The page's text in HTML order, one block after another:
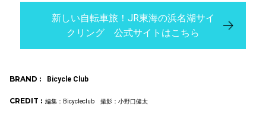
新しい自転車旅！JR東海の浜名湖サイ
クリング 公式サイトはこちら
BRAND : Bicycle Club
CREDIT : 編集：Bicycleclub 撮影：小野口健太